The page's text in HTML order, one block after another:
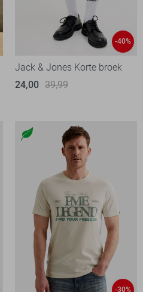
-40%
Jack & Jones Korte broek
24,00 39,99
-30%